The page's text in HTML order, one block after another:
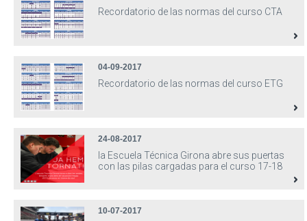
Recordatorio de las normas del curso CTA
04-09-2017
Recordatorio de las normas del curso ETG
24-08-2017
la Escuela Técnica Girona abre sus puertas
con las pilas cargadas para el curso 17-18
10-07-2017